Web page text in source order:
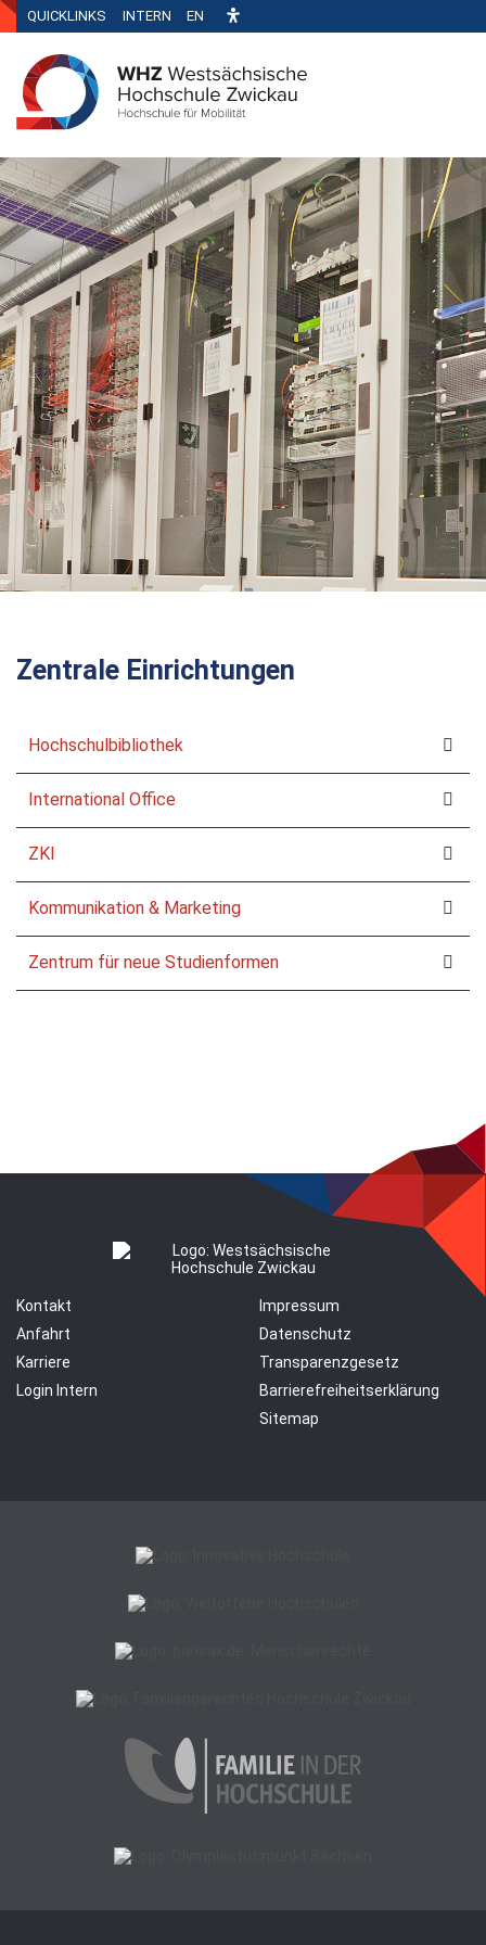
QUICKLINKS INTERN EN
Zentrale Einrichtungen
Hochschulbibliothek
International Office
ZKI
Kommunikation & Marketing
Zentrum für neue Studienformen
Kontakt
Anfahrt
Karriere
Login Intern
Impressum
Datenschutz
Transparenzgesetz
Barrierefreiheitserklärung
Sitemap